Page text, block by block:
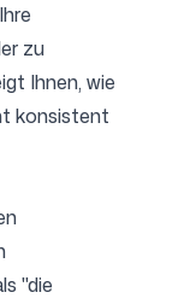
zu
Ihnen, wie
konsistent
"die